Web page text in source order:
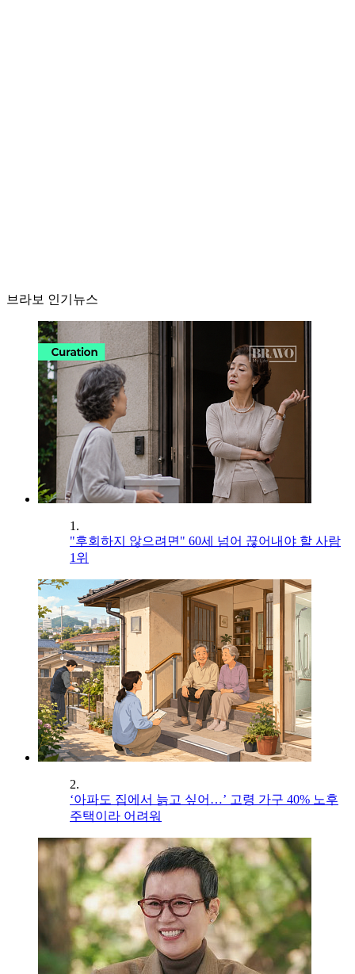
브라보 인기뉴스
1.
"후회하지 않으려면" 60세 넘어 끊어내야 할 사람
1위
2.
‘아파도 집에서 늙고 싶어…’ 고령 가구 40% 노후
주택이라 어려워